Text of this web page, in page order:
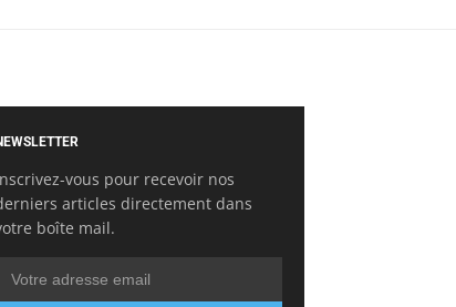
vous pour recevoir nos
articles directement dans
boîte mail.